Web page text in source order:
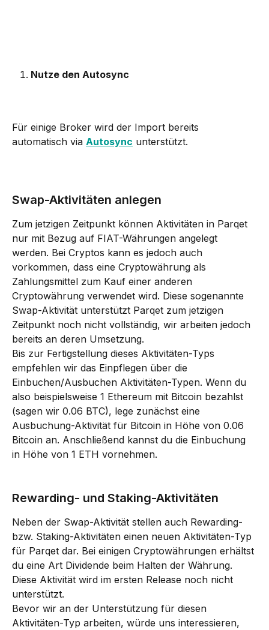
Nutze den Autosync
Für einige Broker wird der Import bereits
automatisch via Autosync unterstützt.
Swap-Aktivitäten anlegen
Zum jetzigen Zeitpunkt können Aktivitäten in Parqet
nur mit Bezug auf FIAT-Währungen angelegt
werden. Bei Cryptos kann es jedoch auch
vorkommen, dass eine Cryptowährung als
Zahlungsmittel zum Kauf einer anderen
Cryptowährung verwendet wird. Diese sogenannte
Swap-Aktivität unterstützt Parqet zum jetzigen
Zeitpunkt noch nicht vollständig, wir arbeiten jedoch
bereits an deren Umsetzung.
Bis zur Fertigstellung dieses Aktivitäten-Typs
empfehlen wir das Einpflegen über die
Einbuchen/Ausbuchen Aktivitäten-Typen. Wenn du
also beispielsweise 1 Ethereum mit Bitcoin bezahlst
(sagen wir 0.06 BTC), lege zunächst eine
Ausbuchung-Aktivität für Bitcoin in Höhe von 0.06
Bitcoin an. Anschließend kannst du die Einbuchung
in Höhe von 1 ETH vornehmen.
Rewarding- und Staking-Aktivitäten
Neben der Swap-Aktivität stellen auch Rewarding-
bzw. Staking-Aktivitäten einen neuen Aktivitäten-Typ
für Parqet dar. Bei einigen Cryptowährungen erhältst
du eine Art Dividende beim Halten der Währung.
Diese Aktivität wird im ersten Release noch nicht
unterstützt.
Bevor wir an der Unterstützung für diesen
Aktivitäten-Typ arbeiten, würde uns interessieren,